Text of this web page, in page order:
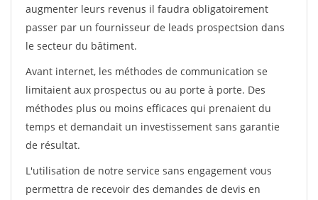
augmenter leurs revenus il faudra obligatoirement
passer par un fournisseur de leads prospectsion dans
le secteur du bâtiment.
Avant internet, les méthodes de communication se
limitaient aux prospectus ou au porte à porte. Des
méthodes plus ou moins efficaces qui prenaient du
temps et demandait un investissement sans garantie
de résultat.
L'utilisation de notre service sans engagement vous
permettra de recevoir des demandes de devis en